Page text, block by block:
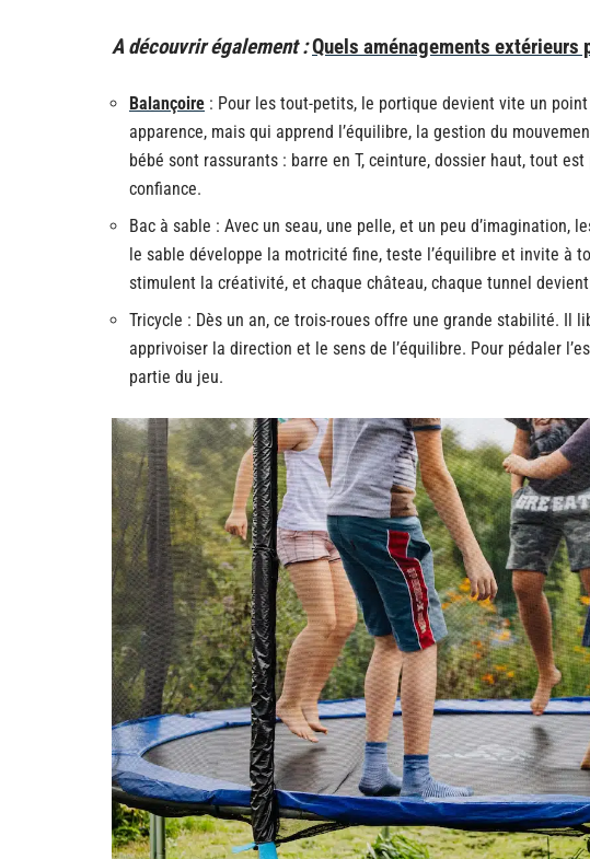
A découvrir également :Quels aménagements extérieurs
Balançoire : Pour les tout-petits, le portique devient vite un
apparence, mais qui apprend l’équilibre, la gestion du
bébé sont rassurants : barre en T, ceinture, dossier haut, tout
confiance.
Bac à sable : Avec un seau, une pelle, et un peu d’imagination,
le sable développe la motricité fine, teste l’équilibre et invite à
stimulent la créativité, et chaque château, chaque tunnel
Tricycle : Dès un an, ce trois-roues offre une grande stabilité. Il
apprivoiser la direction et le sens de l’équilibre. Pour pédaler
partie du jeu.